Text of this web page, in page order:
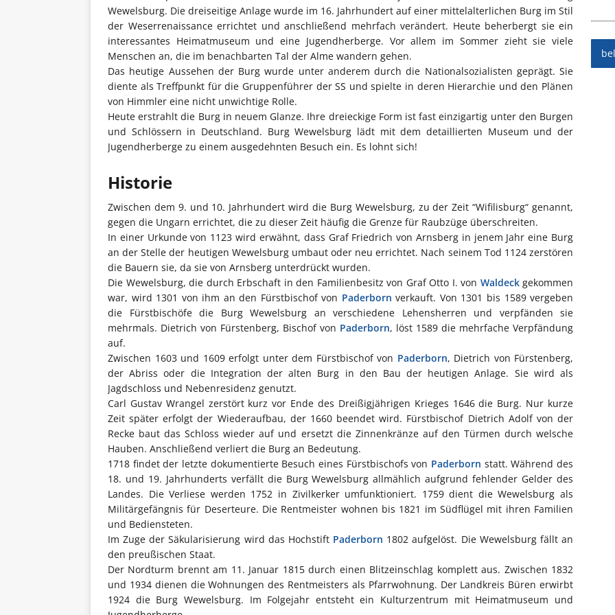
Wewelsburg. Die dreiseitige Anlage wurde im 16. Jahrhundert auf einer mittelalterlichen Burg im Stil
der Weserrenaissance errichtet und anschließend mehrfach verändert. Heute beherbergt sie ein
interessantes Heimatmuseum und eine Jugendherberge. Vor allem im Sommer zieht sie viele
Menschen an, die im benachbarten Tal der Alme wandern gehen.
Das heutige Aussehen der Burg wurde unter anderem durch die Nationalsozialisten geprägt. Sie
diente als Treffpunkt für die Gruppenführer der SS und spielte in deren Hierarchie und den Plänen
von Himmler eine nicht unwichtige Rolle.
Heute erstrahlt die Burg in neuem Glanze. Ihre dreieckige Form ist fast einzigartig unter den Burgen
und Schlössern in Deutschland. Burg Wewelsburg lädt mit dem detaillierten Museum und der
Jugendherberge zu einem ausgedehnten Besuch ein. Es lohnt sich!
Historie
Zwischen dem 9. und 10. Jahrhundert wird die Burg Wewelsburg, zu der Zeit “Wifilisburg“ genannt,
gegen die Ungarn errichtet, die zu dieser Zeit häufig die Grenze für Raubzüge überschreiten.
In einer Urkunde von 1123 wird erwähnt, dass Graf Friedrich von Arnsberg in jenem Jahr eine Burg
an der Stelle der heutigen Wewelsburg umbaut oder neu errichtet. Nach seinem Tod 1124 zerstören
die Bauern sie, da sie von Arnsberg unterdrückt wurden.
Die Wewelsburg, die durch Erbschaft in den Familienbesitz von Graf Otto I. von Waldeckgekommen
war, wird 1301 von ihm an den Fürstbischof von Paderborn verkauft. Von 1301 bis 1589 vergeben
die Fürstbischöfe die Burg Wewelsburg an verschiedene Lehensherren und verpfänden sie
mehrmals. Dietrich von Fürstenberg, Bischof von Paderborn, löst 1589 die mehrfache Verpfändung
auf.
Zwischen 1603 und 1609 erfolgt unter dem Fürstbischof von Paderborn, Dietrich von Fürstenberg,
der Abriss oder die Integration der alten Burg in den Bau der heutigen Anlage. Sie wird als
Jagdschloss und Nebenresidenz genutzt.
Carl Gustav Wrangel zerstört kurz vor Ende des Dreißigjährigen Krieges 1646 die Burg. Nur kurze
Zeit später erfolgt der Wiederaufbau, der 1660 beendet wird. Fürstbischof Dietrich Adolf von der
Recke baut das Schloss wieder auf und ersetzt die Zinnenkränze auf den Türmen durch welsche
Hauben. Anschließend verliert die Burg an Bedeutung.
1718 findet der letzte dokumentierte Besuch eines Fürstbischofs von Paderborn statt. Während des
18. und 19. Jahrhunderts verfällt die Burg Wewelsburg allmählich aufgrund fehlender Gelder des
Landes. Die Verliese werden 1752 in Zivilkerker umfunktioniert. 1759 dient die Wewelsburg als
Militärgefängnis für Deserteure. Die Rentmeister wohnen bis 1821 im Südflügel mit ihren Familien
und Bediensteten.
Im Zuge der Säkularisierung wird das Hochstift Paderborn 1802 aufgelöst. Die Wewelsburg fällt an
den preußischen Staat.
Der Nordturm brennt am 11. Januar 1815 durch einen Blitzeinschlag komplett aus. Zwischen 1832
und 1934 dienen die Wohnungen des Rentmeisters als Pfarrwohnung. Der Landkreis Büren erwirbt
1924 die Burg Wewelsburg. Im Folgejahr entsteht ein Kulturzentrum mit Heimatmuseum und